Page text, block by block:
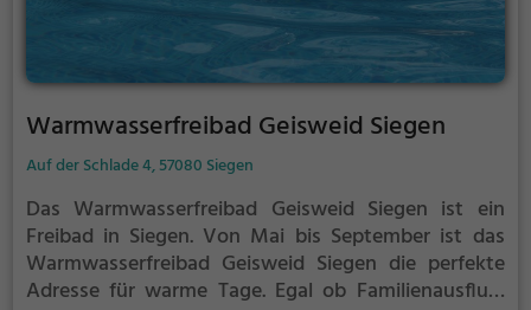
Warmwasserfreibad Geisweid Siegen
Auf der Schlade 4, 57080 Siegen
Das Warmwasserfreibad Geisweid Siegen ist ein
Freibad in Siegen. Von Mai bis September ist das
Warmwasserfreibad Geisweid Siegen die perfekte
Adresse für warme Tage. Egal ob Familienausflug,